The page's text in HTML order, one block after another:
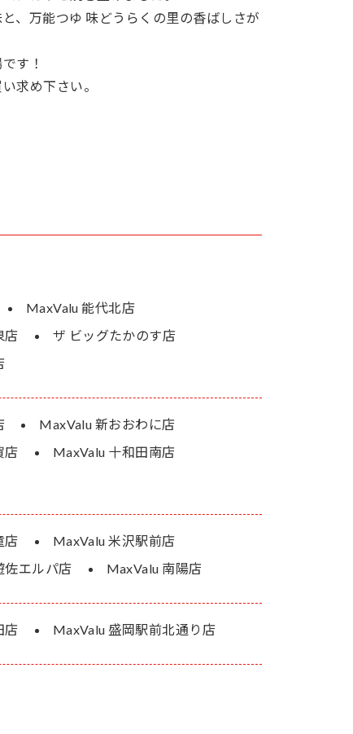
、万能つゆ 味どうらくの里の香ばしさが
す！
求め下さい。
MaxValu 能代北店
店
ザ ビッグたかのす店
MaxValu 新おおわに店
店
MaxValu 十和田南店
店
MaxValu 米沢駅前店
佐エルパ店 MaxValu 南陽店
店 MaxValu 盛岡駅前北通り店